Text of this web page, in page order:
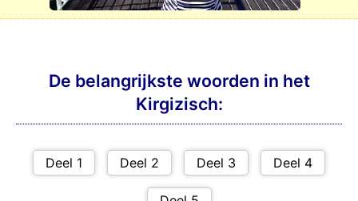
De belangrijkste woorden in het
Kirgizisch: